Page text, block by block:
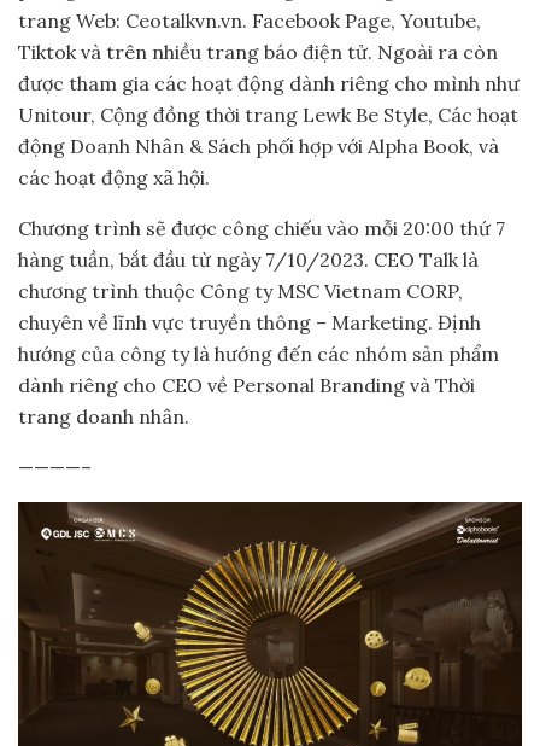
trang Web: Ceotalkvn.vn. Facebook Page, Youtube,
Tiktok và trên nhiều trang báo điện tử. Ngoài ra còn
được tham gia các hoạt động dành riêng cho mình như
Unitour, Cộng đồng thời trang Lewk Be Style, Các hoạt
động Doanh Nhân & Sách phối hợp với Alpha Book, và
các hoạt động xã hội.
Chương trình sẽ được công chiếu vào mỗi 20:00 thứ 7
hàng tuần, bắt đầu từ ngày 7/10/2023. CEO Talk là
chương trình thuộc Công ty MSC Vietnam CORP,
chuyên về lĩnh vực truyền thông – Marketing. Định
hướng của công ty là hướng đến các nhóm sản phẩm
dành riêng cho CEO về Personal Branding và Thời
trang doanh nhân.
————–